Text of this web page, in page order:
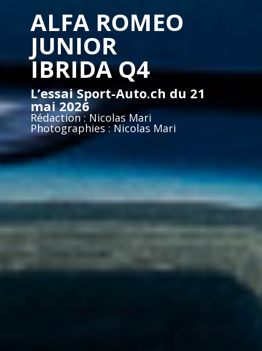
ALFA ROMEO
JUNIOR
IBRIDA Q4
L’essai Sport-Auto.ch du 21
mai 2026
Rédaction : Nicolas Mari
Photographies : Nicolas Mari